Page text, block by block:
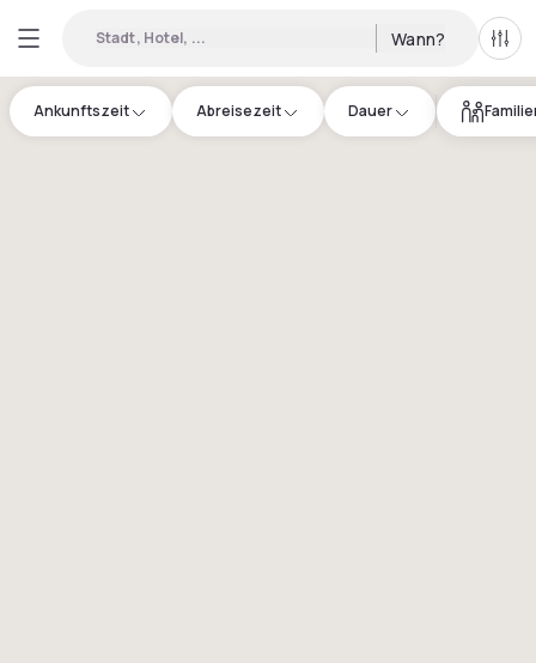
Stadt, Hotel, ... Wann? Alle
Ankunftszeit Abreisezeit Dauer